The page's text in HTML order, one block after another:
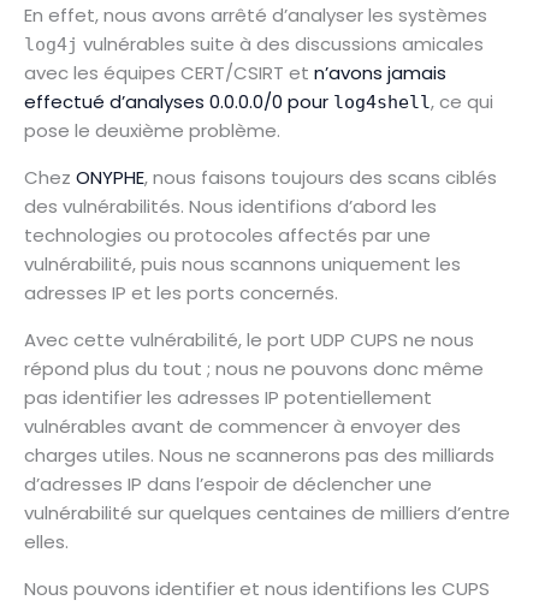
En effet, nous avons arrêté d’analyser les systèmes
log4j vulnérables suite à des discussions amicales
avec les équipes CERT/CSIRT et n’avons jamais
effectué d’analyses 0.0.0.0/0 pour log4shell, ce qui
pose le deuxième problème.
Chez ONYPHE, nous faisons toujours des scans ciblés
des vulnérabilités. Nous identifions d’abord les
technologies ou protocoles affectés par une
vulnérabilité, puis nous scannons uniquement les
adresses IP et les ports concernés.
Avec cette vulnérabilité, le port UDP CUPS ne nous
répond plus du tout ; nous ne pouvons donc même
pas identifier les adresses IP potentiellement
vulnérables avant de commencer à envoyer des
charges utiles. Nous ne scannerons pas des milliards
d’adresses IP dans l’espoir de déclencher une
vulnérabilité sur quelques centaines de milliers d’entre
elles.
Nous pouvons identifier et nous identifions les CUPS